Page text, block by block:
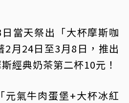
當天祭出「大杯摩斯咖
2月24日至3月8日，推出
經典奶茶第二杯10元！
元氣牛肉蛋堡+大杯冰紅